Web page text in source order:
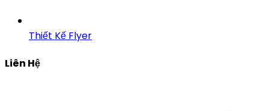
Thiết Kế Flyer
Liên Hệ